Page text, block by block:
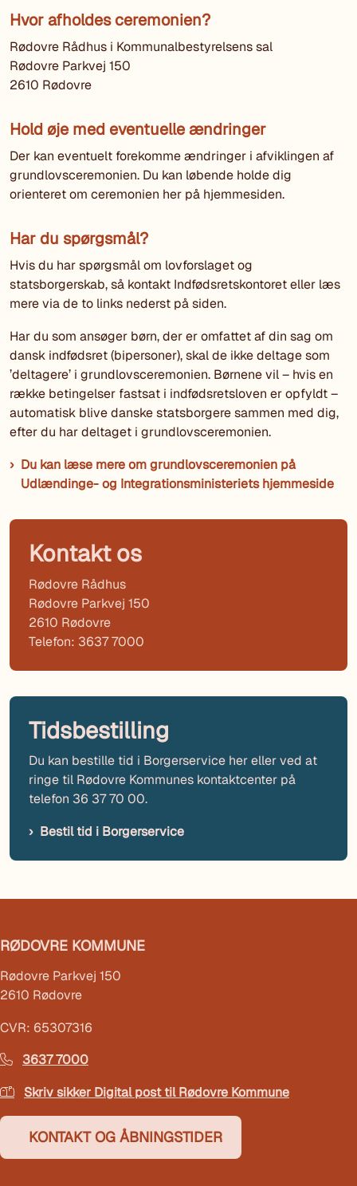
Hvor afholdes ceremonien?
Rødovre Rådhus i Kommunalbestyrelsens sal
Rødovre Parkvej 150
2610 Rødovre
Hold øje med eventuelle ændringer
Der kan eventuelt forekomme ændringer i afviklingen af
grundlovsceremonien. Du kan løbende holde dig
orienteret om ceremonien her på hjemmesiden.
Har du spørgsmål?
Hvis du har spørgsmål om lovforslaget og
statsborgerskab, så kontakt Indfødsretskontoret eller læs
mere via de to links nederst på siden.
Har du som ansøger børn, der er omfattet af din sag om
dansk indfødsret (bipersoner), skal de ikke deltage som
’deltagere’ i grundlovsceremonien. Børnene vil – hvis en
række betingelser fastsat i indfødsretsloven er opfyldt –
automatisk blive danske statsborgere sammen med dig,
efter du har deltaget i grundlovsceremonien.
Du kan læse mere om grundlovsceremonien på
Udlændinge- og Integrationsministeriets hjemmeside
Kontakt os
Rødovre Rådhus
Rødovre Parkvej 150
2610 Rødovre
Telefon: 3637 7000
Tidsbestilling
Du kan bestille tid i Borgerservice her eller ved at
ringe til Rødovre Kommunes kontaktcenter på
telefon 36 37 70 00.
Bestil tid i Borgerservice
RØDOVRE KOMMUNE
Rødovre Parkvej 150
2610 Rødovre
CVR: 65307316
3637 7000
Skriv sikker Digital post til Rødovre Kommune
KONTAKT OG ÅBNINGSTIDER